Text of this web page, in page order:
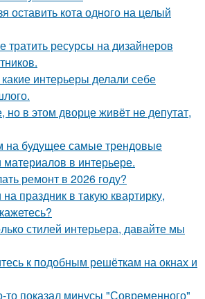
оставить кота одного на целый
тратить ресурсы на дизайнеров
интерьеры делали себе
но в этом дворце живёт не депутат,
будущее самые трендовые
материалов в интерьере.
ремонт в 2026 году?
праздник в такую квартирку,
стилей интерьера, давайте мы
к подобным решёткам на окнах и
то показал минусы "Современного"